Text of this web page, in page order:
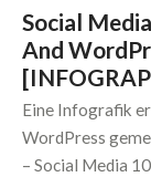
Social
And
Eine Infografik
WordPress
– Social Media